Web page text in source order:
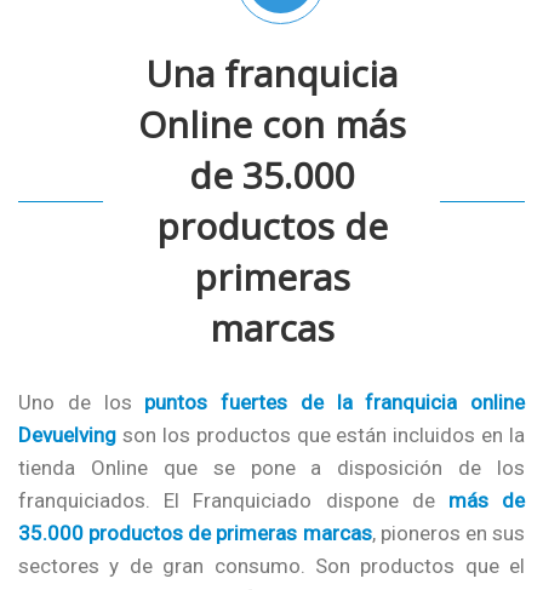
Una franquicia
Online con más
de 35.000
productos de
primeras
marcas
Uno de los puntos fuertes de la franquicia online
Devuelving son los productos que están incluidos en la
tienda Online que se pone a disposición de los
franquiciados. El Franquiciado dispone de más de
35.000 productos de primeras marcas, pioneros en sus
sectores y de gran consumo. Son productos que el